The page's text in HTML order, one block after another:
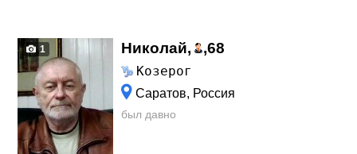
1 Николай, ,68
Козерог
Саратов, Россия
был давно